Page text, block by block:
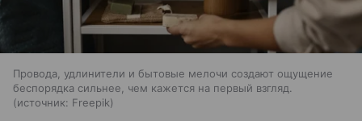
Провода, удлинители и бытовые мелочи создают ощущение
беспорядка сильнее, чем кажется на первый взгляд.
источник: Freepik